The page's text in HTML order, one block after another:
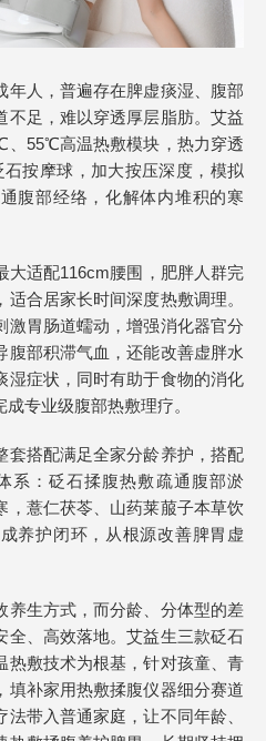
年人，普遍存在脾虚痰湿、腹部
不足，难以穿透厚层脂肪。艾益
、55℃高温热敷模块，热力穿透
按摩球，加大按压深度，模拟
腹部经络，化解体内堆积的寒
大适配116cm腰围，肥胖人群完
合居家长时间深度热敷调理。
激胃肠道蠕动，增强消化器官分
腹部积滞气血，还能改善虚胖水
湿症状，同时有助于食物的消化
专业级腹部热敷理疗。
套搭配满足全家分龄养护，搭配
系：砭石揉腹热敷疏通腹部淤
，薏仁茯苓、山药莱菔子本草饮
养护闭环，从根源改善脾胃虚
养生方式，而分龄、分体型的差
全、高效落地。艾益生三款砭石
热敷技术为根基，针对孩童、青
填补家用热敷揉腹仪器细分赛道
带入普通家庭，让不同年龄、